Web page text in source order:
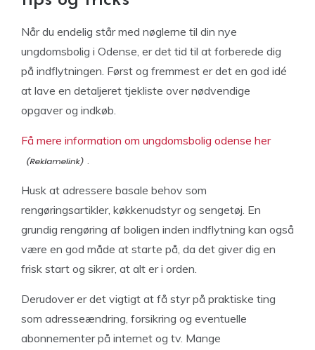
Når du endelig står med nøglerne til din nye
ungdomsbolig i Odense, er det tid til at forberede dig
på indflytningen. Først og fremmest er det en god idé
at lave en detaljeret tjekliste over nødvendige
opgaver og indkøb.
Få mere information om ungdomsbolig odense her
.
Husk at adressere basale behov som
rengøringsartikler, køkkenudstyr og sengetøj. En
grundig rengøring af boligen inden indflytning kan også
være en god måde at starte på, da det giver dig en
frisk start og sikrer, at alt er i orden.
Derudover er det vigtigt at få styr på praktiske ting
som adresseændring, forsikring og eventuelle
abonnementer på internet og tv. Mange